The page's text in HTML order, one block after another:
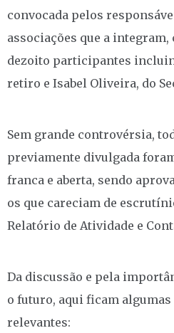
convocada pelos
associações que a integram,
dezoito participantes
retiro e Isabel Oliveira, do
Sem grande controvérsia,
previamente divulgada
franca e aberta, sendo
os que careciam de
Relatório de Atividade e
Da discussão e pela
o futuro, aqui ficam
relevantes: